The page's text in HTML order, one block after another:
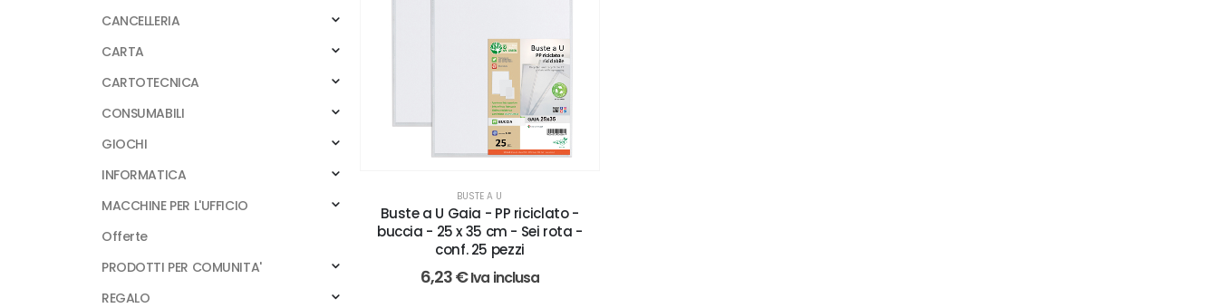
BUSTE A U
Buste a U Gaia - PP riciclato -
buccia - 25 x 35 cm - Sei rota -
conf. 25 pezzi
6,23€Iva inclusa
CANCELLERIA
CARTA
CARTOTECNICA
CONSUMABILI
GIOCHI
INFORMATICA
MACCHINE PER L'UFFICIO
Offerte
PRODOTTI PER COMUNITA'
REGALO